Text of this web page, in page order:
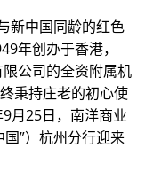
新中国同龄的红色
年创办于香港，
公司的全资附属机
秉持庄老的初心使
月25日，南洋商业
”）杭州分行迎来